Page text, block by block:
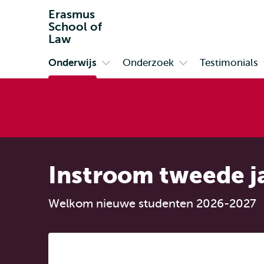
Erasmus
School of
Law
Primair
Onderwijs Onderzoek Testimonials
Instroom tweede
Welkom nieuwe studenten 2026-2027